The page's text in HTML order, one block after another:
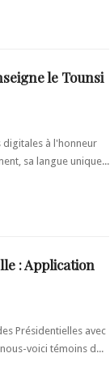
le Tounsi
digitales à l'honneur
sa langue unique...
: Application
Présidentielles avec
voici témoins d...